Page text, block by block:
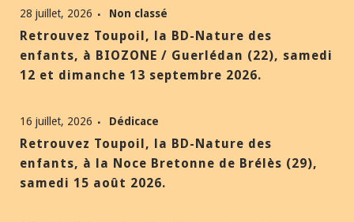
28 juillet, 2026 Non classé
Retrouvez Toupoil, la BD-Nature des
enfants, à BIOZONE / Guerlédan (22), samedi
12 et dimanche 13 septembre 2026.
16 juillet, 2026 Dédicace
Retrouvez Toupoil, la BD-Nature des
enfants, à la Noce Bretonne de Brélès (29),
samedi 15 août 2026.